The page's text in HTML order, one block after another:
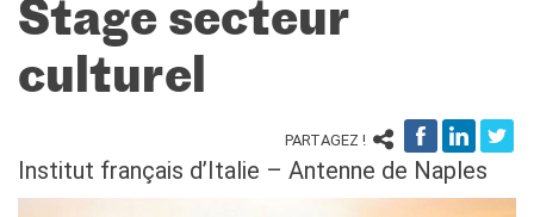
Mobilità
Francofonia
Studenti
Formation professionnelle
SPECTACLE VIVANT ET
ARTS VISUELS
Stage secteur
culturel
PARTAGEZ !
Institut français d’Italie – Antenne de Naples